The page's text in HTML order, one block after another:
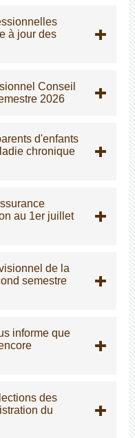
à jour des
Conseil
2026
d'enfants
chronique
au 1er juillet
de la
semestre
informe que
des
du